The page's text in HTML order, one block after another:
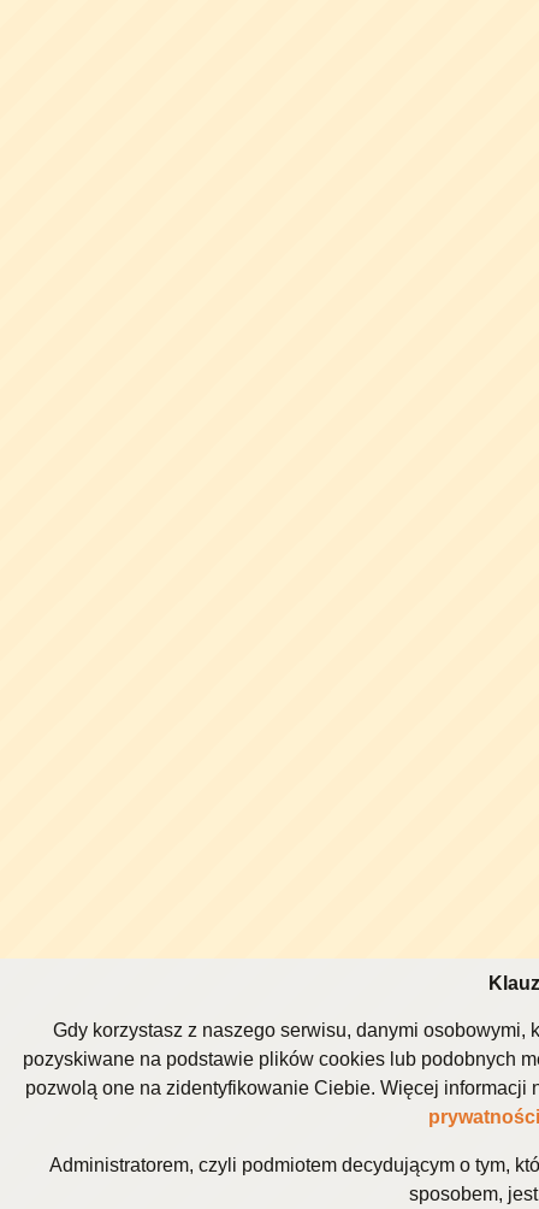
Gdy korzystasz z naszego serwisu, danymi osobowymi,
pozyskiwane na podstawie plików cookies lub podobnych
pozwolą one na zidentyfikowanie Ciebie. Więcej
prywatności
Administratorem, czyli podmiotem decydującym o tym,
sposobem,